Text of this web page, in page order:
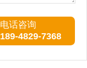
电话咨询
189-4829-7368